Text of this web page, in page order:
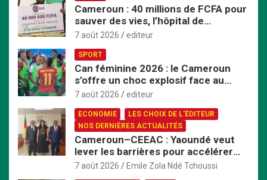
Cameroun : 40 millions de FCFA pour
sauver des vies, l’hôpital de
Bafoussam renforce son centre
7 août 2026 editeur
SPORT
Can féminine 2026 : le Cameroun
s’offre un choc explosif face au
Nigeria en quart de finale
7 août 2026 editeur
ECONOMIE
LES CHOIX DE L'ÉDITEUR
NOS DERNIÈRES ACTUALITÉS
Cameroun–CEEAC : Yaoundé veut
lever les barrières pour accélérer
l’intégration économique
7 août 2026 Emile Zola Ndé Tchoussi